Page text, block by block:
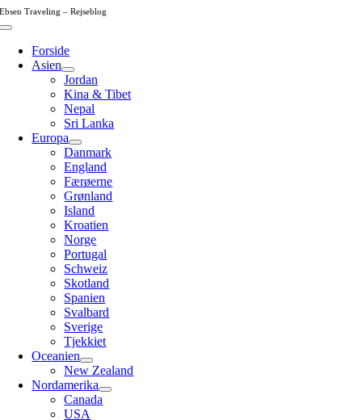
Skip
to
Ebsen Traveling – Rejseblog
Toggle
NavigationForside
Asien
Jordan
Kina & Tibet
Nepal
Sri Lanka
Europa
Danmark
England
Færøerne
Grønland
Island
Kroatien
Norge
Portugal
Schweiz
Skotland
Spanien
Svalbard
Sverige
Tjekkiet
Oceanien
New Zealand
Nordamerika
Canada
USA